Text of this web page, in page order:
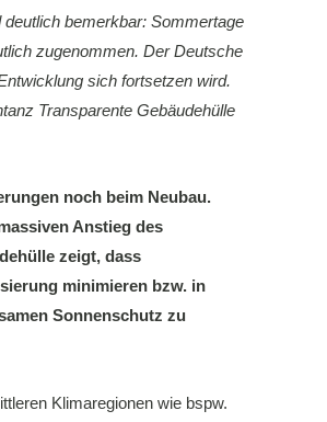
bemerkbar: Sommertage
zugenommen. Der Deutsche
sich fortsetzen wird.
Transparente Gebäudehülle
noch beim Neubau.
Anstieg des
zeigt, dass
minimieren bzw. in
Sonnenschutz zu
Klimaregionen wie bspw.